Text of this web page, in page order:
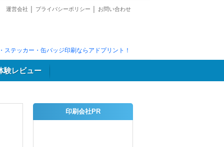
運営会社 プライバシーポリシー お問い合わせ
ステッカー・缶バッジ印刷ならアドプリント！
験レビュー
印刷会社PR